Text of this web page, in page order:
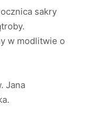
sakry
w modlitwie o
Jana